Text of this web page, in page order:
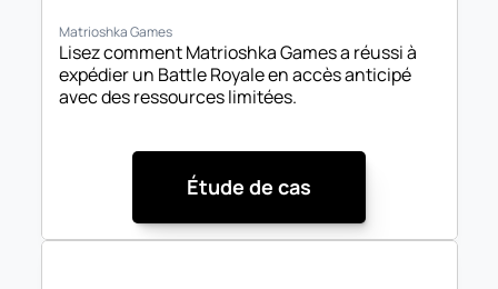
Matrioshka Games
Lisez comment Matrioshka Games a réussi à
expédier un Battle Royale en accès anticipé
avec des ressources limitées.
Étude de cas